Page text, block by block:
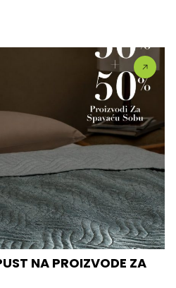
NA PROIZVODE ZA